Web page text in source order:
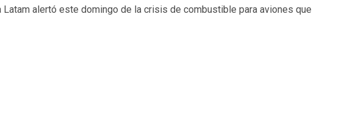
Latam alertó este domingo de la crisis de combustible para aviones que